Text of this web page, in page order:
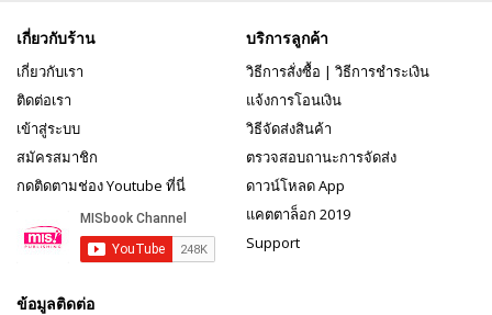
เกี่ยวกับร้าน
เกี่ยวกับเรา
ติดต่อเรา
เข้าสู่ระบบ
สมัครสมาชิก
กดติดตามช่อง Youtube ที่นี่
บริการลูกค้า
วิธีการสั่งซื้อ | วิธีการชำระเงิน
แจ้งการโอนเงิน
วิธีจัดส่งสินค้า
ตรวจสอบถานะการจัดส่ง
ดาวน์โหลด App
แคตตาล็อก 2019
Support
ข้อมูลติดต่อ